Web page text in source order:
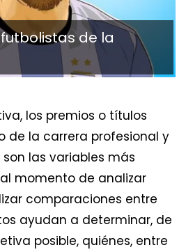
de la
los premios o títulos
de la carrera profesional y
las variables más
momento de analizar
comparaciones entre
ayudan a determinar, de
posible, quiénes, entre